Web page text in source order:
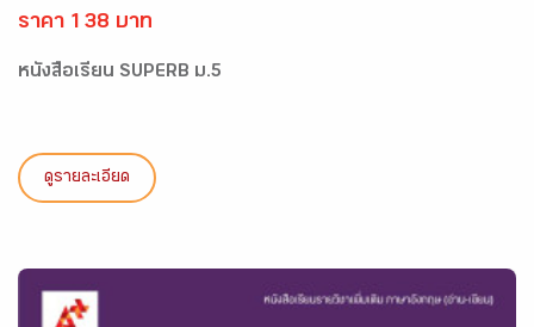
ราคา 138 บาท
หนังสือเรียน SUPERB ม.5
ดูรายละเอียด